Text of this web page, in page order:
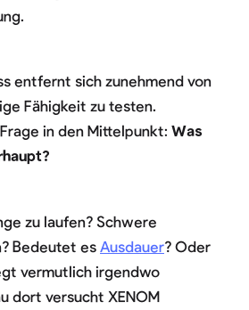
entfernt sich zunehmend von
Fähigkeit zu testen.
in den Mittelpunkt: Was
zu laufen? Schwere
Bedeutet es Ausdauer? Oder
vermutlich irgendwo
dort versucht XENOM